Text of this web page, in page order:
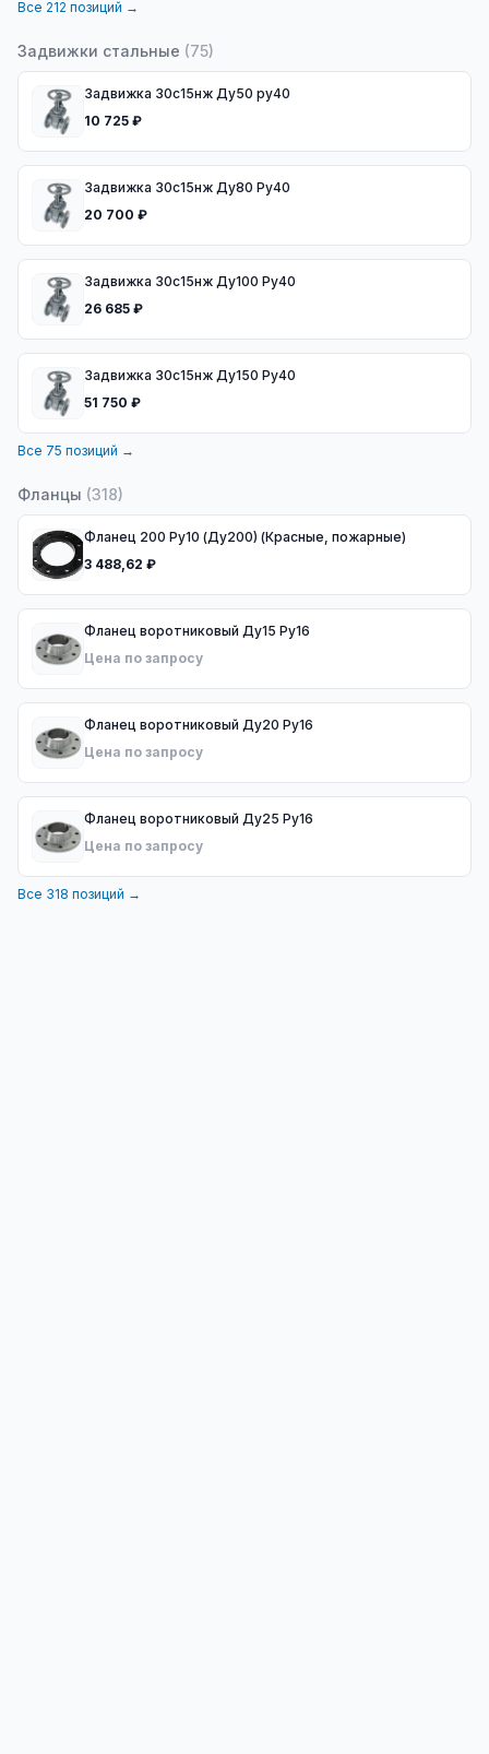
Все 212 позиций →
Задвижки стальные (75)
Задвижка 30с15нж Ду50 ру40
10 725 ₽
Задвижка 30с15нж Ду80 Ру40
20 700 ₽
Задвижка 30с15нж Ду100 Ру40
26 685 ₽
Задвижка 30с15нж Ду150 Ру40
51 750 ₽
Все 75 позиций →
Фланцы (318)
Фланец 200 Ру10 (Ду200) (Красные, пожарные)
3 488,62 ₽
Фланец воротниковый Ду15 Ру16
Цена по запросу
Фланец воротниковый Ду20 Ру16
Цена по запросу
Фланец воротниковый Ду25 Ру16
Цена по запросу
Все 318 позиций →